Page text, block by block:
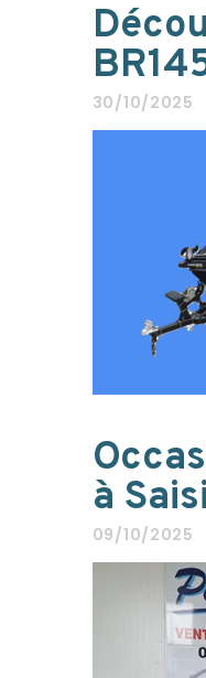
30/10/2025
à
09/10/2025